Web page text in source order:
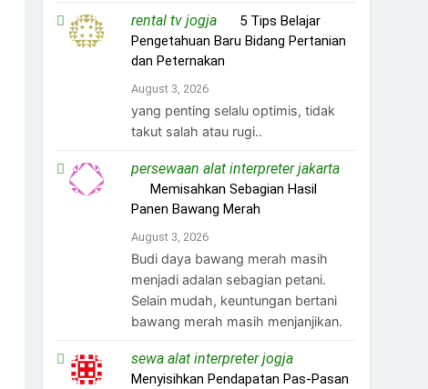
rental tv jogjaon 5 Tips Belajar
Pengetahuan Baru Bidang Pertanian
dan Peternakan
August 3, 2026
yang penting selalu optimis, tidak
takut salah atau rugi..
persewaan alat interpreter jakarta
Memisahkan Sebagian Hasil
Panen Bawang Merah
August 3, 2026
Budi daya bawang merah masih
menjadi adalan sebagian petani.
Selain mudah, keuntungan bertani
bawang merah masih menjanjikan.
sewa alat interpreter jogjaon
Menyisihkan Pendapatan Pas-Pasan